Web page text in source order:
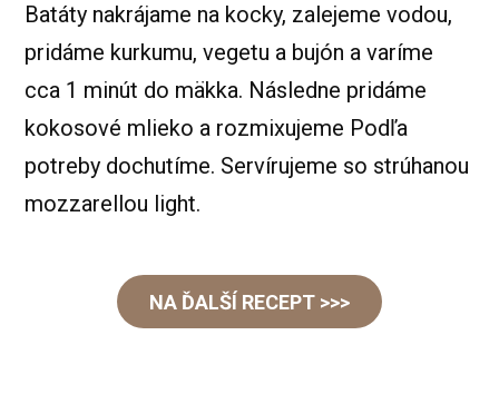
Batáty nakrájame na kocky, zalejeme vodou,
pridáme kurkumu, vegetu a bujón a varíme
cca 1 minút do mäkka. Následne pridáme
kokosové mlieko a rozmixujeme Podľa
potreby dochutíme. Servírujeme so strúhanou
mozzarellou light.
NA ĎALŠÍ RECEPT >>>